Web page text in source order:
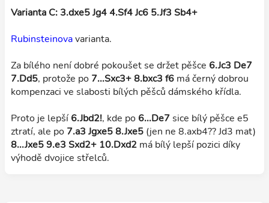
Varianta C: 3.dxe5 Jg4 4.Sf4 Jc6 5.Jf3 Sb4+
Rubinsteinovavarianta.
Za bílého není dobré pokoušet se držet pěšce 6.Jc3 De7
7.Dd5, protože po 7...Sxc3+ 8.bxc3 f6 má černý dobrou
kompenzaci ve slabosti bílých pěšců dámského křídla.
Proto je lepší 6.Jbd2!, kde po 6...De7sice bílý pěšce e5
ztratí, ale po 7.a3 Jgxe5 8.Jxe5 (jen ne 8.axb4?? Jd3 mat)
8...Jxe5 9.e3 Sxd2+ 10.Dxd2 má bílý lepší pozici díky
výhodě dvojice střelců.